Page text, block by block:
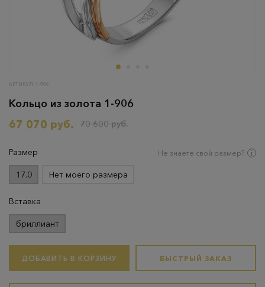
АРТИКУЛ: 1-906
Кольцо из золота 1-906
67 070 руб.
70 600 руб.
Размер Не знаете свой размер?
17.0 Нет моего размера
Вставка
бриллиант
ДОБАВИТЬ В КОРЗИНУ БЫСТРЫЙ ЗАКАЗ